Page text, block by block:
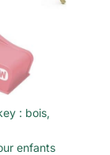
: bois,
enfants